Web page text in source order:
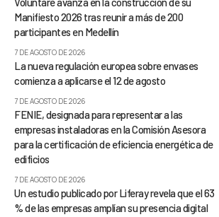
Manifiesto 2026 tras reunir a más de 200
participantes en Medellín
7 DE AGOSTO DE 2026
La nueva regulación europea sobre envases
comienza a aplicarse el 12 de agosto
7 DE AGOSTO DE 2026
FENIE, designada para representar a las
empresas instaladoras en la Comisión Asesora
para la certificación de eficiencia energética de
edificios
7 DE AGOSTO DE 2026
Un estudio publicado por Liferay revela que el 63
% de las empresas amplían su presencia digital